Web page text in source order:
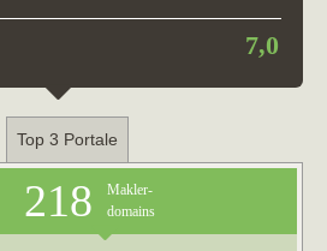
7,0
Top 3 Portale
218
Makler-
domains